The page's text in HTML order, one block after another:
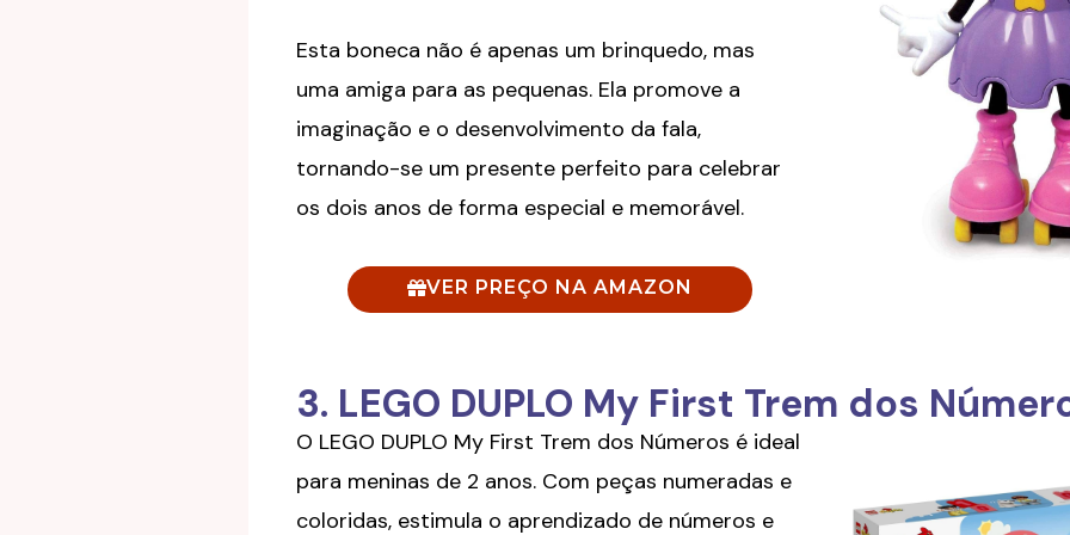
Esta boneca não é apenas um brinquedo, mas
uma amiga para as pequenas. Ela promove a
imaginação e o desenvolvimento da fala,
tornando-se um presente perfeito para celebrar
os dois anos de forma especial e memorável.
VER PREÇO NA AMAZON
3. LEGO DUPLO My First Trem dos
O LEGO DUPLO My First Trem dos Números é ideal
para meninas de 2 anos. Com peças numeradas e
coloridas, estimula o aprendizado de números e